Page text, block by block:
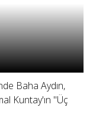
Baha Aydın,
Kuntay'ın "Üç